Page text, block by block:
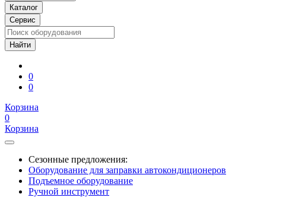
Каталог
Сервис
0
0
Корзина
0
Корзина
Сезонные предложения:
Оборудование для заправки автокондиционеров
Подъемное оборудование
Ручной инструмент